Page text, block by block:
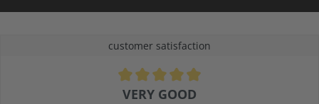
customer satisfaction
Average rating of 4.9 out of 5 stars
VERY GOOD